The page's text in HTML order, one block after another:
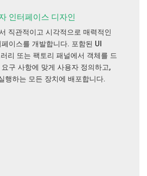
인터페이스 디자인
직관적이고 시각적으로 매력적인
이스를 개발합니다. 포함된 UI
리 또는 팩토리 패널에서 객체를 드
구 사항에 맞게 사용자 정의하고,
행하는 모든 장치에 배포합니다.